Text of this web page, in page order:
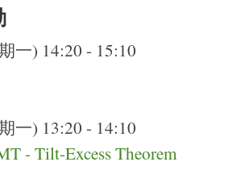
一) 14:20 - 15:10
一) 13:20 - 14:10
- Tilt-Excess Theorem